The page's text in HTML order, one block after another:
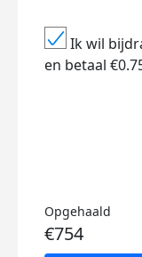
Ik wil
en betaal
Opgehaald
€754